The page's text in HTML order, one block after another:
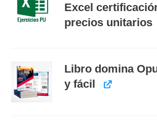
Excel
precios unitarios
Libro domina
y fácil